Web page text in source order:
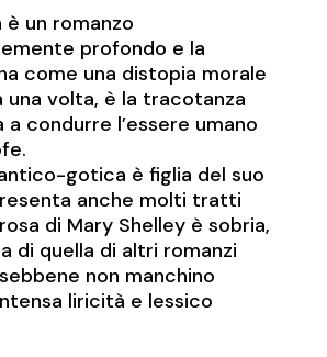
è un romanzo
profondo e la
come una distopia morale
una volta, è la tracotanza
a condurre l’essere umano
gotica è figlia del suo
anche molti tratti
di Mary Shelley è sobria,
di quella di altri romanzi
non manchino
liricità e lessico